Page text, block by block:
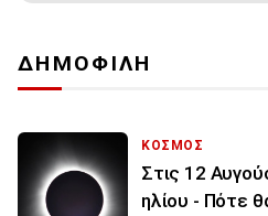
ΔΗΜΟΦΙΛΗ
ΚΟΣΜΟΣ
Στις 12
ηλίου - Πότε